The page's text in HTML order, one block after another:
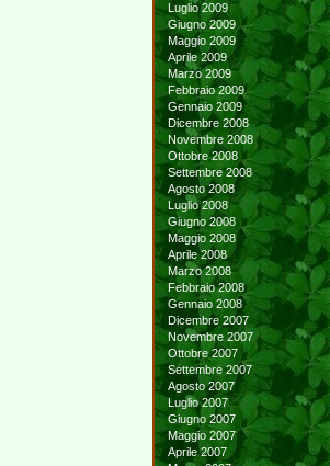
Luglio 2009
Giugno 2009
Maggio 2009
Aprile 2009
Marzo 2009
Febbraio 2009
Gennaio 2009
Dicembre 2008
Novembre 2008
Ottobre 2008
Settembre 2008
Agosto 2008
Luglio 2008
Giugno 2008
Maggio 2008
Aprile 2008
Marzo 2008
Febbraio 2008
Gennaio 2008
Dicembre 2007
Novembre 2007
Ottobre 2007
Settembre 2007
Agosto 2007
Luglio 2007
Giugno 2007
Maggio 2007
Aprile 2007